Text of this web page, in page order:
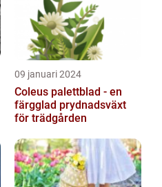
09 januari 2024
Coleus palettblad - en
färgglad prydnadsväxt
för trädgården